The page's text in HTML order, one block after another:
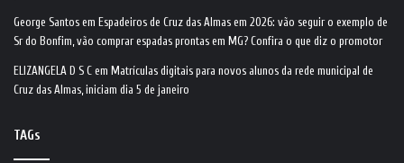
George Santos em Espadeiros de Cruz das Almas em 2026: vão seguir o exemplo de
Sr do Bonfim, vão comprar espadas prontas em MG? Confira o que diz o promotor
ELIZANGELA D S C em Matrículas digitais para novos alunos da rede municipal de
Cruz das Almas, iniciam dia 5 de janeiro
TAGs